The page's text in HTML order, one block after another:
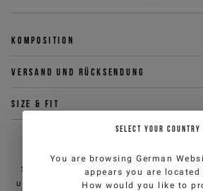
Komposition
Versand und Rücksendung
Size & fit
Sie können den Kundendienst von
unter
customercare@iceberg.com, wir
SELECT YOUR COUNTRY
You are browsing German
appears you are located
How would you like to